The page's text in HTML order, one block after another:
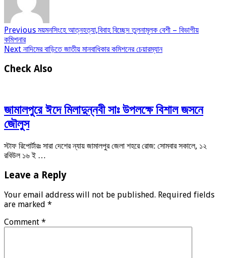
Previous ময়মনসিংহে আত্নহত্যা,বিবাহ বিচ্ছেদ তুলনামূলক বেশী – বিভাগীয়
কমিশনার
Next নাদিমের বাড়িতে জাতীয় মানবাধিকার কমিশনের চেয়ারম্যান
Check Also
জামালপুরে ঈদে মিলাদুন্নবী সাঃ উপলক্ষে বিশাল জসনে
জৌলুস
স্টাফ রিপোর্টারঃ সারা দেশের ন্যায় জামালপুর জেলা শহরে রোজ: সোমবার সকালে, ১২
রবিউল ১৬ ই …
Leave a Reply
Your email address will not be published. Required fields
are marked *
Comment *